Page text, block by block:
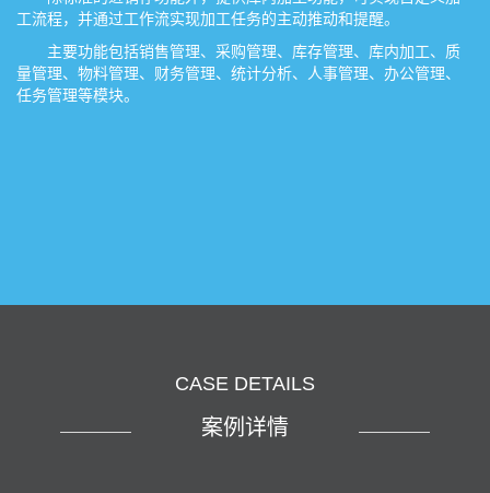
工流程，并通过工作流实现加工任务的主动推动和提醒。
主要功能包括销售管理、采购管理、库存管理、库内加工、质
量管理、物料管理、财务管理、统计分析、人事管理、办公管理、
任务管理等模块。
CASE DETAILS
案例详情